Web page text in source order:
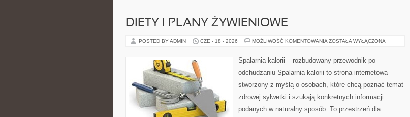
DIETY I PLANY ŻYWIENIOWE
POSTED BY ADMIN CZE - 18 - 2026 MOŻLIWOŚĆ KOMENTOWANIA DIETY
ŻYWIENIOWE
ZOSTAŁA WYŁĄCZONA
Spalarnia kalorii – rozbudowany przewodnik po
odchudzaniu Spalarnia kalorii to strona internetowa
stworzony z myślą o osobach, które chcą poznać temat
zdrowej sylwetki i szukają konkretnych informacji
podanych w naturalny sposób. To przestrzeń dla